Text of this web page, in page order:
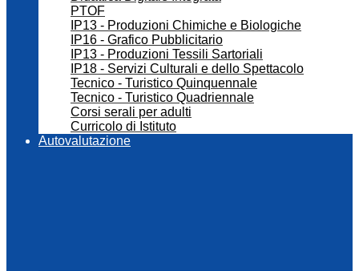
PTOF
IP13 - Produzioni Chimiche e Biologiche
IP16 - Grafico Pubblicitario
IP13 - Produzioni Tessili Sartoriali
IP18 - Servizi Culturali e dello Spettacolo
Tecnico - Turistico Quinquennale
Tecnico - Turistico Quadriennale
Corsi serali per adulti
Curricolo di Istituto
Autovalutazione